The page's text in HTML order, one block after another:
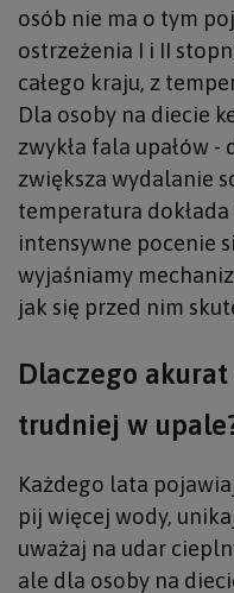
osób nie ma o tym
ostrzeżenia I i II
całego kraju, z
Dla osoby na diecie
zwykła fala upałów -
zwiększa wydalanie
temperatura
intensywne pocenie
wyjaśniamy
jak się przed nim
Dlaczego
trudniej w
Każdego lata
pij więcej wody,
uważaj na udar
ale dla osoby na